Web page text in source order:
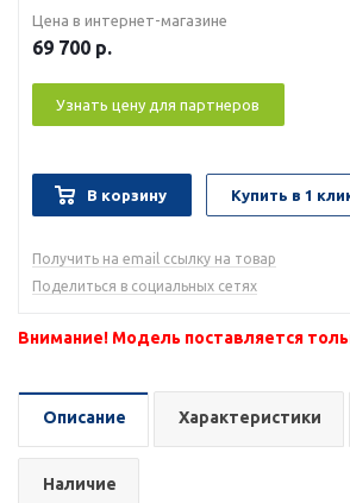
Цена в интернет-магазине
69 700 р.
Узнать цену для партнеров
В корзину Купить в 1
Получить на email ссылку на товар
Поделиться в социальных сетях
Внимание! Модель поставляется
Описание Характеристики
Наличие